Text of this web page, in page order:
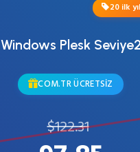
Windows Plesk Seviye2
COM.TR ÜCRETSİZ
$122.31
20 ilk